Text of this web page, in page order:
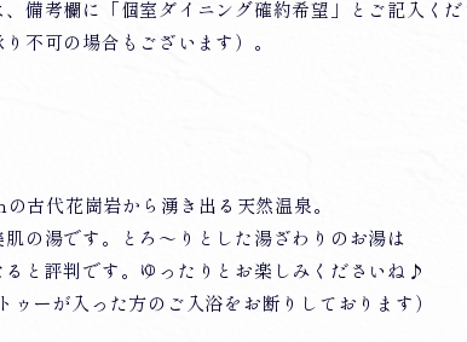
備考欄に「個室ダイニング確約希望」とご記入く
不可の場合もございます）。
古代花崗岩から湧き出る天然温泉。
の湯です。とろ～りとした湯ざわりのお湯は
ると評判です。ゆったりとお楽しみくださいね♪
ゥーが入った方のご入浴をお断りしております）